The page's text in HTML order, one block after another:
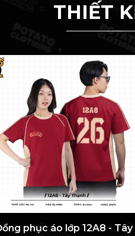
THIẾT
phục áo lớp 12A8 - Tây